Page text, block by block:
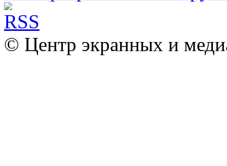
© Центр экранных и